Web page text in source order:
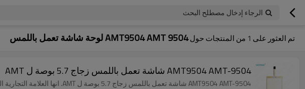
الرجاء إدخال مصطلح البحث
تم العثور على 1 من المنتجات حولAMT9504 AMT 9504 لوحة شاشة تعمل باللمس
AMT9504 AMT-9504 شاشة تعمل باللمس زجاج 5.7 بوصة ل AMT
AMT9504 AMT-9504 شاشة تعمل باللمس زجاج 5.7 بوصة ل AMT. انها العلامة التجارية الجديدة وذات نوعية جيدة مع ضمان لمدة سنة 9.